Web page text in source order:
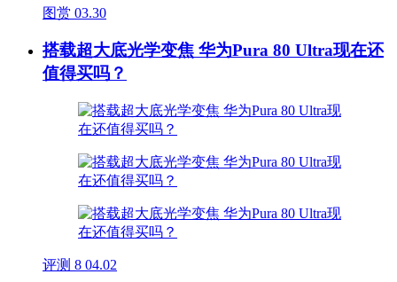
图赏 03.30
搭载超大底光学变焦 华为Pura 80 Ultra现在还
值得买吗？
评测 8 04.02